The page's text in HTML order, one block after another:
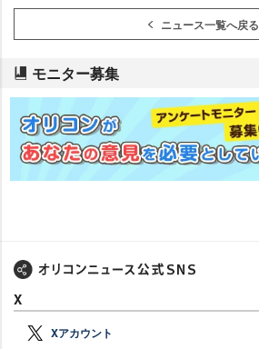
ニュース一覧へ戻る
モニター募集
X
Xアカウント